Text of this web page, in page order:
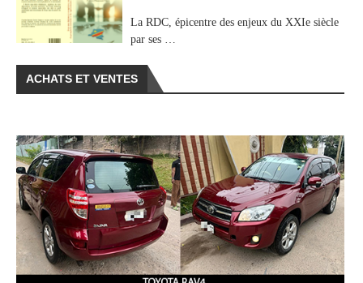
La RDC, épicentre des enjeux du XXIe siècle
par ses …
ACHATS ET VENTES